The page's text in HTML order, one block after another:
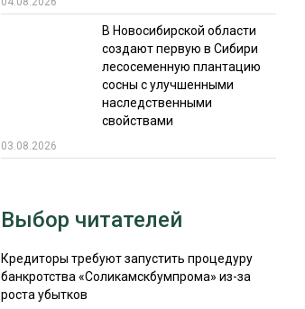
В Новосибирской области
создают первую в Сибири
лесосеменную плантацию
сосны с улучшенными
наследственными
свойствами
03.08.2026
Выбор читателей
Кредиторы требуют запустить процедуру
банкротства «Соликамскбумпрома» из-за
роста убытков